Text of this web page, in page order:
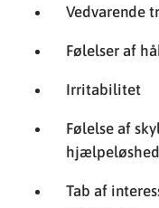
Følelse af
aktiviteter
Nedsat
hurtigt
Problemer